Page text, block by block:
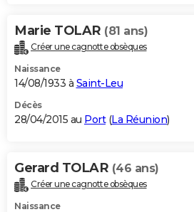
Marie TOLAR (81 ans)
Créer une cagnotte obsèques
Naissance
14/08/1933 à Saint-Leu
Décès
28/04/2015 au Port(La Réunion)
Gerard TOLAR (46 ans)
Créer une cagnotte obsèques
Naissance